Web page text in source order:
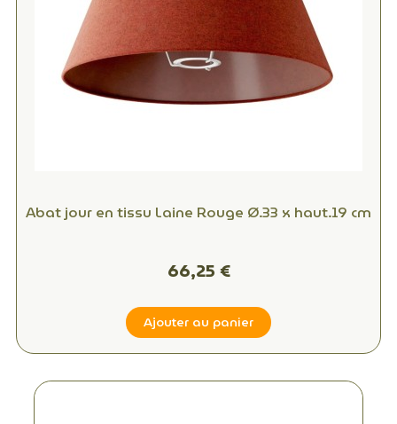
Abat jour en tissu Laine Rouge Ø.33 x haut.19 cm
66,25 €
Ajouter au panier